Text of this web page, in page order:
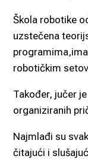
Škola robotike
uzstečena
robotičkim
Također, jučer
organiziranih
Najmlađi su
čitajući i